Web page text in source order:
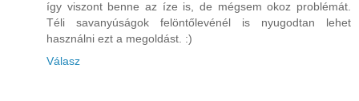
így viszont benne az íze is, de mégsem okoz problémát.
Téli savanyúságok felöntőlevénél is nyugodtan lehet
használni ezt a megoldást. :)
Válasz